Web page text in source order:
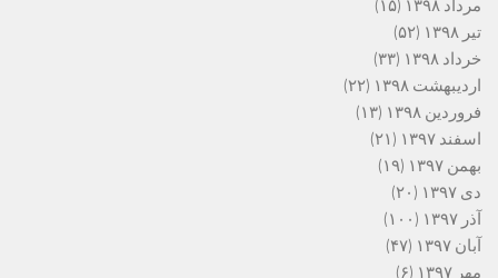
مرداد ۱۳۹۸
(۱۵)
تیر ۱۳۹۸
(۵۲)
خرداد ۱۳۹۸
(۳۳)
اردیبهشت ۱۳۹۸
(۲۲)
فروردین ۱۳۹۸
(۱۳)
اسفند ۱۳۹۷
(۲۱)
بهمن ۱۳۹۷
(۱۹)
دی ۱۳۹۷
(۲۰)
آذر ۱۳۹۷
(۱۰۰)
آبان ۱۳۹۷
(۴۷)
مهر ۱۳۹۷
(۶)